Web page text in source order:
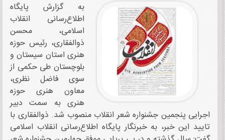
به گزارش پایگاه
اطلاع‌رسانی انقلاب
اسلامی، محسن
ذوالفقاری، رئیس حوزه
هنری استان سیستان و
بلوچستان طی حكمی از
سوی فاضل نظری،
معاون هنری حوزه
هنری به سمت دبیر
اجرایی پنجمین جشنواره شعر انقلاب منصوب شد. ذوالفقاری با
تایید این خبر، به خبرنگار پایگاه اطلاع‌رسانی انقلاب اسلامی